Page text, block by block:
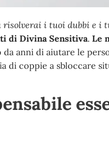
risolverai i tuoi dubbi e i
di Divina Sensitiva. Le
da anni diaiutare le
di coppie a sbloccare